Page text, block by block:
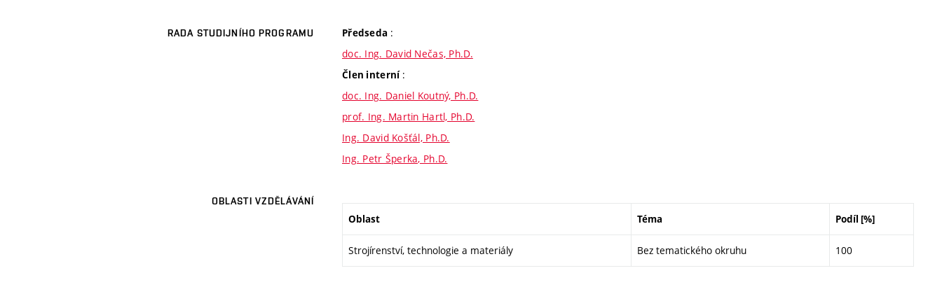
RADA STUDIJNÍHO PROGRAMU Předseda :
doc. Ing. David Nečas, Ph.D.
Člen interní :
doc. Ing. Daniel Koutný, Ph.D.
prof. Ing. Martin Hartl, Ph.D.
Ing. David Košťál, Ph.D.
Ing. Petr Šperka, Ph.D.
OBLASTI VZDĚLÁVÁNÍ
Oblast Téma Podíl [%]
Strojírenství, technologie a materiály Bez tematického okruhu 100